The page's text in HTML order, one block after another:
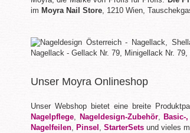
im Moyra Nail Store, 1210 Wien,
Unser Moyra Onlineshop
Unser Webshop bietet eine breite
Nagelpflege, Nageldesign-Zubehör, Basic-
Nagelfeilen, Pinsel , StarterSets und vieles